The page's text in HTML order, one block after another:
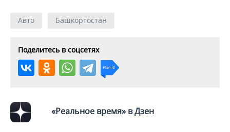
Авто Башкортостан
Поделитесь в соцсетях
«Реальное время» в Дзен